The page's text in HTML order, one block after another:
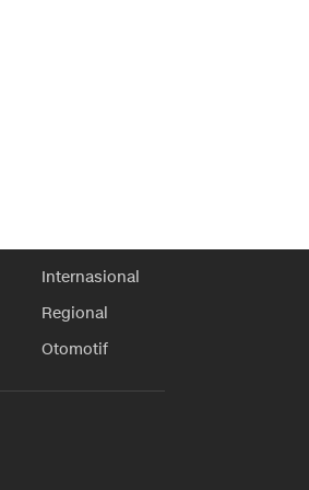
Internasional
Regional
Otomotif